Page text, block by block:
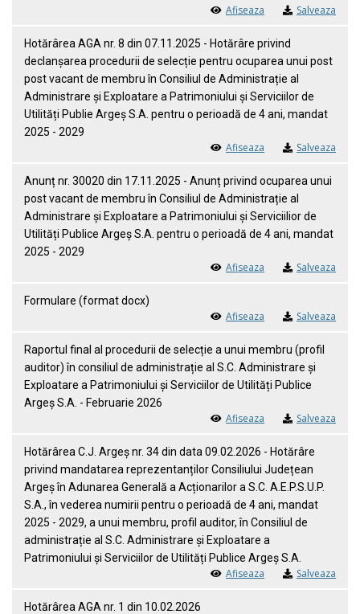
Afiseaza Salveaza
Hotărârea AGA nr. 8 din 07.11.2025 - Hotărâre privind
declanșarea procedurii de selecție pentru ocuparea unui post
post vacant de membru în Consiliul de Administrație al
Administrare și Exploatare a Patrimoniului și Serviciilor de
Utilități Publie Argeș S.A. pentru o perioadă de 4 ani, mandat
2025 - 2029
Afiseaza Salveaza
Anunț nr. 30020 din 17.11.2025 - Anunț privind ocuparea unui
post vacant de membru în Consiliul de Administrație al
Administrare și Exploatare a Patrimoniului și Serviciilior de
Utilități Publice Argeș S.A. pentru o perioadă de 4 ani, mandat
2025 - 2029
Afiseaza Salveaza
Formulare (format docx)
Afiseaza Salveaza
Raportul final al procedurii de selecție a unui membru (profil
auditor) în consiliul de administrație al S.C. Administrare și
Exploatare a Patrimoniului și Serviciilor de Utilități Publice
Argeș S.A. - Februarie 2026
Afiseaza Salveaza
Hotărârea C.J. Argeș nr. 34 din data 09.02.2026 - Hotărâre
privind mandatarea reprezentanților Consiliului Județean
Argeș în Adunarea Generală a Acționarilor a S.C. A.E.P.S.U.P.
S.A., în vederea numirii pentru o perioadă de 4 ani, mandat
2025 - 2029, a unui membru, profil auditor, în Consiliul de
administrație al S.C. Administrare și Exploatare a
Patrimoniului și Serviciilor de Utilități Publice Argeș S.A.
Afiseaza Salveaza
Hotărârea AGA nr. 1 din 10.02.2026